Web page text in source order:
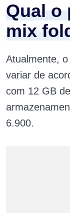
Qual o
mix
Atualmente,
variar de
com 12 GB
6.900.